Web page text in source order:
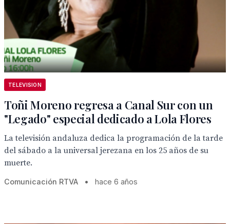
TELEVISION
Toñi Moreno regresa a Canal Sur con un
"Legado" especial dedicado a Lola Flores
La televisión andaluza dedica la programación de la tarde
del sábado a la universal jerezana en los 25 años de su
muerte.
Comunicación RTVA • hace 6 años